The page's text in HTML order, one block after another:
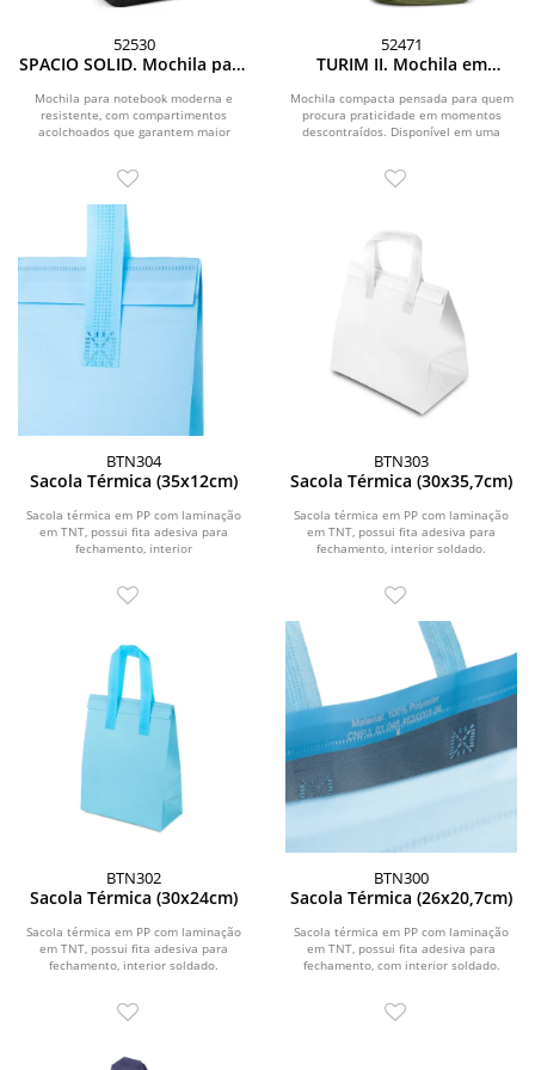
52530
SPACIO SOLID. Mochila para
em nylon 150D com 2
compartimentos
acolchoados e placa para
Mochila para notebook moderna e
resistente, com compartimentos
acolchoados que garantem maior
52471
TURIM II. Mochila em
Mochila compacta pensada para quem
procura praticidade em momentos
descontraídos. Disponível em uma
BTN304
Sacola Térmica (35x12cm)
Sacola térmica em PP com laminação
em TNT, possui fita adesiva para
fechamento, interior
BTN303
Sacola Térmica (30x35,7cm)
Sacola térmica em PP com laminação
em TNT, possui fita adesiva para
fechamento, interior soldado.
BTN302
Sacola Térmica (30x24cm)
Sacola térmica em PP com laminação
em TNT, possui fita adesiva para
fechamento, interior soldado.
BTN300
Sacola Térmica (26x20,7cm)
Sacola térmica em PP com laminação
em TNT, possui fita adesiva para
fechamento, com interior soldado.